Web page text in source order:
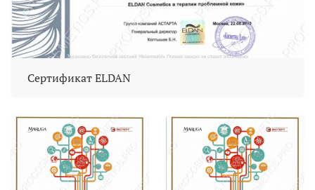
Сертификат ELDAN